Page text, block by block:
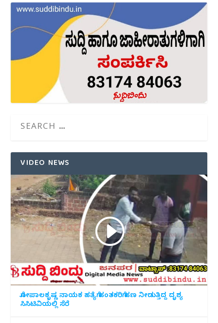
VIDEO NEWS
ಗೋಪಾಲಕೃಷ್ಣ ನಾಯಕ ಹತ್ಯೆಗೆ ಹಂತಕರಿಗೆ ಹಣ ನೀಡುತ್ತಿದ್ದ ದೃಶ್ಯ
ಸಿಸಿಟಿವಿಯಲ್ಲಿ ಸೆರೆ